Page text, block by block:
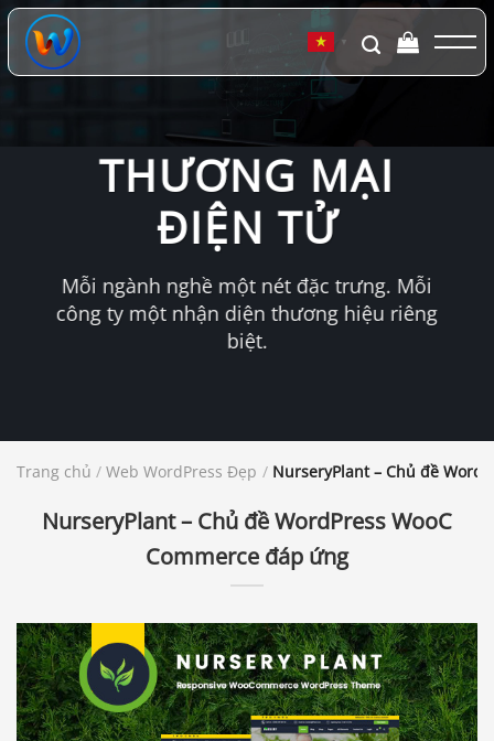
Chuyển
đến
dung
▼
THƯƠNG MẠI
ĐIỆN TỬ
Mỗi ngành nghề một nét đặc trưng. Mỗi
công ty một nhận diện thương hiệu riêng
biệt.
Trang chủ / Web WordPress Đẹp / NurseryPlant – Chủ đề
NurseryPlant – Chủ đề WordPress WooC
Commerce đáp ứng